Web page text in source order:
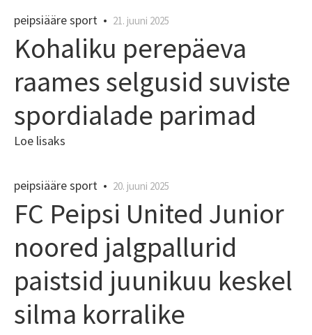
peipsiääre sport • 21. juuni 2025
Kohaliku perepäeva
raames selgusid suviste
spordialade parimad
Loe lisaks
peipsiääre sport • 20. juuni 2025
FC Peipsi United Junior
noored jalgpallurid
paistsid juunikuu keskel
silma korralike